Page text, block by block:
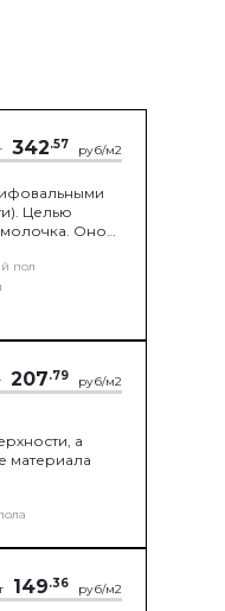
342.57 руб/м2
Целью
молочка. Оно
пол
207.79 руб/м2
а
материала
149.36 руб/м2